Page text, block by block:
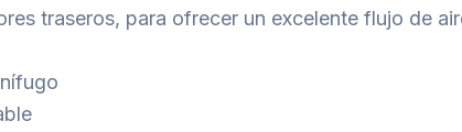
traseros, para ofrecer un excelente flujo de